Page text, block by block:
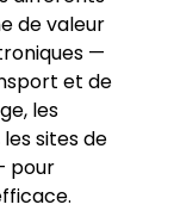
de valeur
—
et de
les
sites de
pour